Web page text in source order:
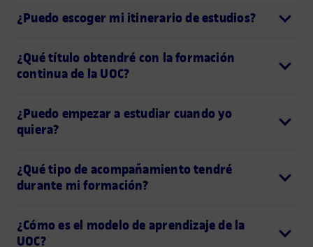
¿Puedo escoger mi itinerario de estudios?
¿Qué título obtendré con la formación
continua de la UOC?
¿Puedo empezar a estudiar cuando yo
quiera?
¿Qué tipo de acompañamiento tendré
durante mi formación?
¿Cómo es el modelo de aprendizaje de la
UOC?